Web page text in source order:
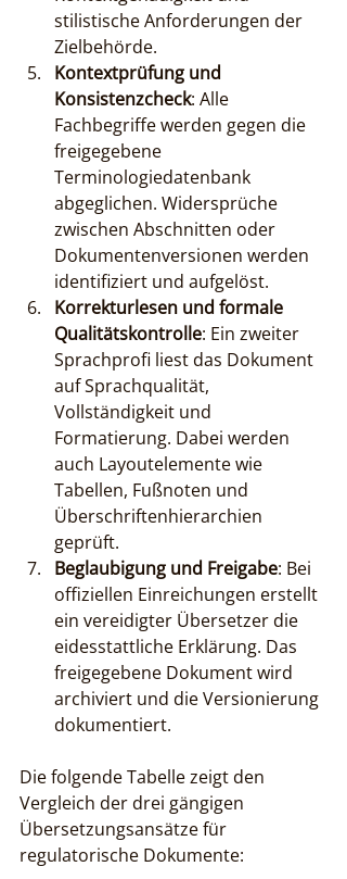
stilistische Anforderungen der
Zielbehörde.
Kontextprüfung und
Konsistenzcheck: Alle
Fachbegriffe werden gegen die
freigegebene
Terminologiedatenbank
abgeglichen. Widersprüche
zwischen Abschnitten oder
Dokumentenversionen werden
identifiziert und aufgelöst.
Korrekturlesen und formale
Qualitätskontrolle: Ein zweiter
Sprachprofi liest das Dokument
auf Sprachqualität,
Vollständigkeit und
Formatierung. Dabei werden
auch Layoutelemente wie
Tabellen, Fußnoten und
Überschriftenhierarchien
geprüft.
Beglaubigung und Freigabe: Bei
offiziellen Einreichungen erstellt
ein vereidigter Übersetzer die
eidesstattliche Erklärung. Das
freigegebene Dokument wird
archiviert und die Versionierung
dokumentiert.
Die folgende Tabelle zeigt den
Vergleich der drei gängigen
Übersetzungsansätze für
regulatorische Dokumente: